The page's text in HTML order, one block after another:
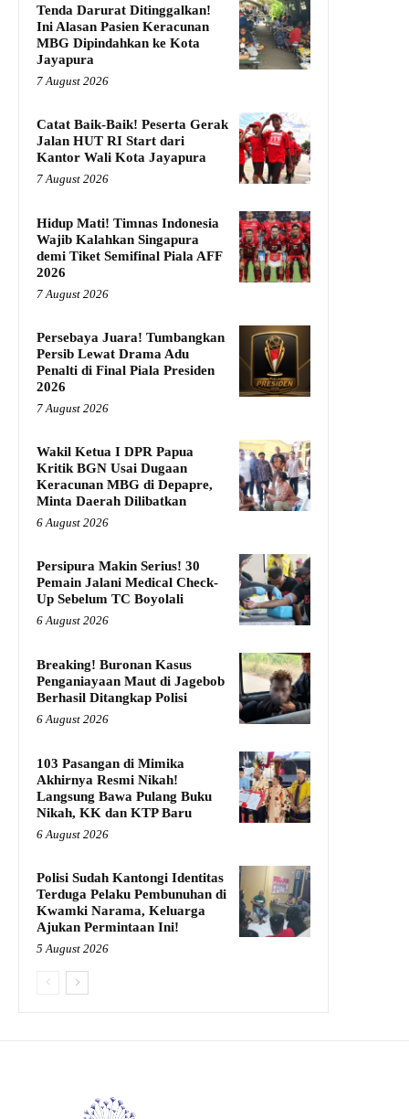
Tenda Darurat Ditinggalkan!
Ini Alasan Pasien Keracunan
MBG Dipindahkan ke Kota
Jayapura
7 August 2026
Catat Baik-Baik! Peserta Gerak
Jalan HUT RI Start dari
Kantor Wali Kota Jayapura
7 August 2026
Hidup Mati! Timnas Indonesia
Wajib Kalahkan Singapura
demi Tiket Semifinal Piala AFF
2026
7 August 2026
Persebaya Juara! Tumbangkan
Persib Lewat Drama Adu
Penalti di Final Piala Presiden
2026
7 August 2026
Wakil Ketua I DPR Papua
Kritik BGN Usai Dugaan
Keracunan MBG di Depapre,
Minta Daerah Dilibatkan
6 August 2026
Persipura Makin Serius! 30
Pemain Jalani Medical Check-
Up Sebelum TC Boyolali
6 August 2026
Breaking! Buronan Kasus
Penganiayaan Maut di Jagebob
Berhasil Ditangkap Polisi
6 August 2026
103 Pasangan di Mimika
Akhirnya Resmi Nikah!
Langsung Bawa Pulang Buku
Nikah, KK dan KTP Baru
6 August 2026
Polisi Sudah Kantongi Identitas
Terduga Pelaku Pembunuhan di
Kwamki Narama, Keluarga
Ajukan Permintaan Ini!
5 August 2026